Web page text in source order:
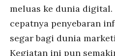
meluas ke dunia digital.
cepatnya penyebaran
segar bagi dunia
Kegiatan ini pun